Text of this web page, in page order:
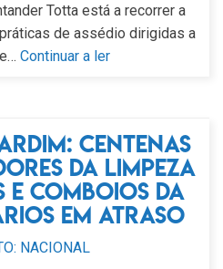
Totta está a recorrer a
de assédio dirigidas a
Continuar a ler
centenas
da limpeza
e comboios da
em atraso
NACIONAL